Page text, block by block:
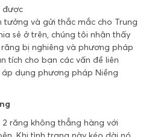
được
và gửi thắc mắc cho Trung
sẻ ở trên, chúng tôi nhận thấy
bị nghiêng và phương pháp
tích cho bạn các vấn đề liên
dụng phương pháp Niềng
răng không thẳng hàng với